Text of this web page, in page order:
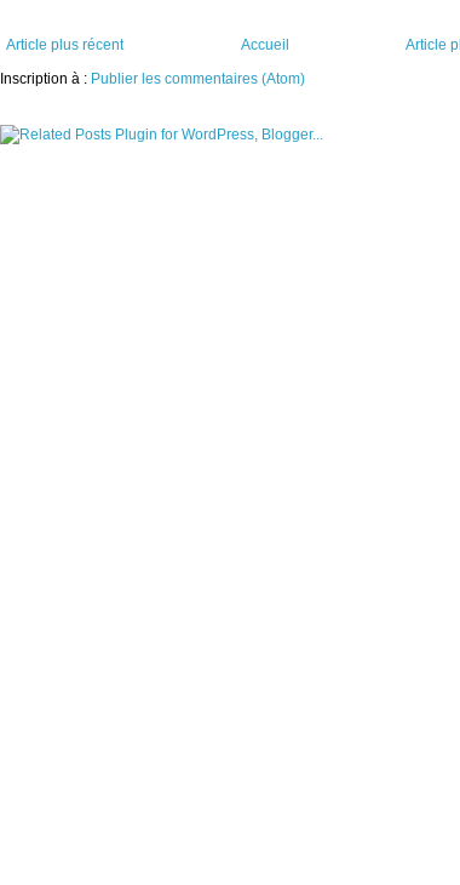
Article plus récent Article
Accueil
Inscription à : Publier les commentaires (Atom)